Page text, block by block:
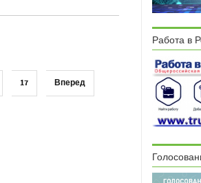
17 Вперед
Работа в